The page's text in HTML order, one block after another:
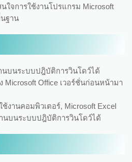
จการใช้งานโปรแกรม Microsoft
นฐาน
นบนระบบปฎิบัติการวินโดว์ได้
Microsoft Office เวอร์ชั่นก่อนหน้ามา
งานคอมพิวเตอร์, Microsoft Excel
นบนระบบปฎิบัติการวินโดว์ได้